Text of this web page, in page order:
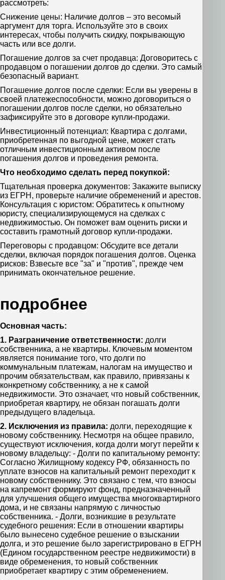
рассмотреть:
Снижение цены: Наличие долгов – это весомый
аргумент для торга. Используйте это в своих
интересах, чтобы получить скидку, покрывающую
часть или все долги.
Погашение долгов за счет продавца: Договоритесь с
продавцом о погашении долгов до сделки. Это самый
безопасный вариант.
Погашение долгов после сделки: Если вы уверены в
своей платежеспособности, можно договориться о
погашении долгов после сделки, но обязательно
зафиксируйте это в договоре купли-продажи.
Инвестиционный потенциал: Квартира с долгами,
приобретенная по выгодной цене, может стать
отличным инвестиционным активом после
погашения долгов и проведения ремонта.
Что необходимо сделать перед покупкой:
Тщательная проверка документов: Закажите выписку
из ЕГРН, проверьте наличие обременений и арестов.
Консультация с юристом: Обратитесь к опытному
юристу, специализирующемуся на сделках с
недвижимостью. Он поможет вам оценить риски и
составить грамотный договор купли-продажи.
Переговоры с продавцом: Обсудите все детали
сделки, включая порядок погашения долгов. Оценка
рисков: Взвесьте все "за" и "против", прежде чем
принимать окончательное решение.
подробнее
Основная часть:
1. Разграничение ответственности: долги
собственника, а не квартиры. Ключевым моментом
является понимание того, что долги по
коммунальным платежам, налогам на имущество и
прочим обязательствам, как правило, привязаны к
конкретному собственнику, а не к самой
недвижимости. Это означает, что новый собственник,
приобретая квартиру, не обязан погашать долги
предыдущего владельца.
2. Исключения из правила: долги, переходящие к
новому собственнику. Несмотря на общее правило,
существуют исключения, когда долги могут перейти к
новому владельцу: - Долги по капитальному ремонту:
Согласно Жилищному кодексу РФ, обязанность по
уплате взносов на капитальный ремонт переходит к
новому собственнику. Это связано с тем, что взносы
на капремонт формируют фонд, предназначенный
для улучшения общего имущества многоквартирного
дома, и не связаны напрямую с личностью
собственника. - Долги, возникшие в результате
судебного решения: Если в отношении квартиры
было вынесено судебное решение о взыскании
долга, и это решение было зарегистрировано в ЕГРН
(Едином государственном реестре недвижимости) в
виде обременения, то новый собственник
приобретает квартиру с этим обременением.